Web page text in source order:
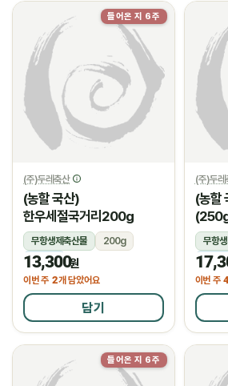
들어온 지 6주
(주)두레축산
(농할 국산)
한우세절국거리200g
무항생제축산물
200g
냉장
13,300원
이번 주 2개 담았어요
담기
(주)두레
(농할
무항
냉
이번 주
들어온 지 6주